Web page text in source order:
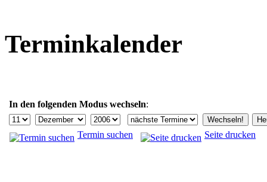
Terminkalender
In den folgenden Modus wechseln:
Termin suchen Seite drucken